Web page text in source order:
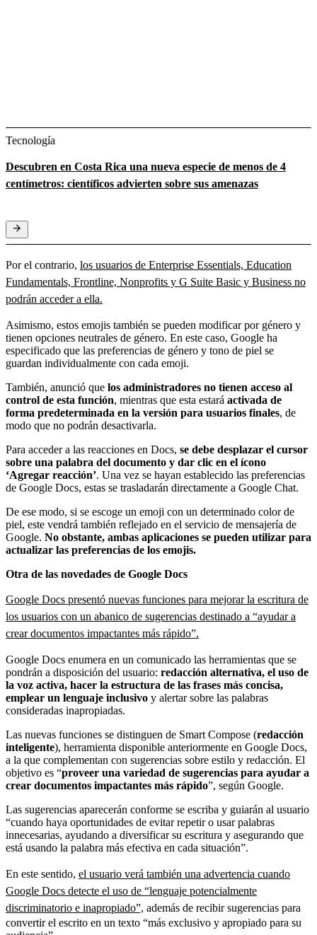
Tecnología
Descubren en Costa Rica una nueva especie de menos de 4
centímetros: científicos advierten sobre sus amenazas
Por el contrario, los usuarios de Enterprise Essentials, Education
Fundamentals, Frontline, Nonprofits y G Suite Basic y Business no
podrán acceder a ella.
Asimismo, estos emojis también se pueden modificar por género y
tienen opciones neutrales de género. En este caso, Google ha
especificado que las preferencias de género y tono de piel se
guardan individualmente con cada emoji.
También, anunció que los administradores no tienen acceso al
control de esta función, mientras que esta estará activada de
forma predeterminada en la versión para usuarios finales, de
modo que no podrán desactivarla.
Para acceder a las reacciones en Docs, se debe desplazar el cursor
sobre una palabra del documento y dar clic en el ícono
‘Agregar reacción’. Una vez se hayan establecido las preferencias
de Google Docs, estas se trasladarán directamente a Google Chat.
De ese modo, si se escoge un emoji con un determinado color de
piel, este vendrá también reflejado en el servicio de mensajería de
Google. No obstante, ambas aplicaciones se pueden utilizar para
actualizar las preferencias de los emojis.
Otra de las novedades de Google Docs
Google Docs presentó nuevas funciones para mejorar la escritura de
los usuarios con un abanico de sugerencias destinado a “ayudar a
crear documentos impactantes más rápido”.
Google Docs enumera en un comunicado las herramientas que se
pondrán a disposición del usuario: redacción alternativa, el uso de
la voz activa, hacer la estructura de las frases más concisa,
emplear un lenguaje inclusivo y alertar sobre las palabras
consideradas inapropiadas.
Las nuevas funciones se distinguen de Smart Compose (redacción
inteligente), herramienta disponible anteriormente en Google Docs,
a la que complementan con sugerencias sobre estilo y redacción. El
objetivo es “proveer una variedad de sugerencias para ayudar a
crear documentos impactantes más rápido”, según Google.
Las sugerencias aparecerán conforme se escriba y guiarán al usuario
“cuando haya oportunidades de evitar repetir o usar palabras
innecesarias, ayudando a diversificar su escritura y asegurando que
está usando la palabra más efectiva en cada situación”.
En este sentido, el usuario verá también una advertencia cuando
Google Docs detecte el uso de “lenguaje potencialmente
discriminatorio e inapropiado”, además de recibir sugerencias para
convertir el escrito en un texto “más exclusivo y apropiado para su